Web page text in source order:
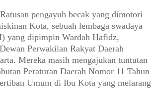
pengayuh becak yang dimotori
Kota, sebuah lembaga swadaya
yang dipimpin Wardah Hafidz,
Perwakilan Rakyat Daerah
Mereka masih mengajukan tuntutan
Peraturan Daerah Nomor 11 Tahun
Umum di Ibu Kota yang melarang